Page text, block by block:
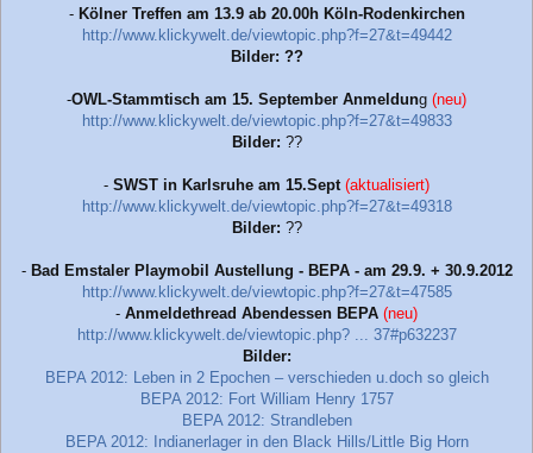
- Kölner Treffen am 13.9 ab 20.00h Köln-Rodenkirchen
http://www.klickywelt.de/viewtopic.php?f=27&t=49442
Bilder: ??
-OWL-Stammtisch am 15. September Anmeldung (neu)
http://www.klickywelt.de/viewtopic.php?f=27&t=49833
Bilder: ??
- SWST in Karlsruhe am 15.Sept (aktualisiert)
http://www.klickywelt.de/viewtopic.php?f=27&t=49318
Bilder: ??
- Bad Emstaler Playmobil Austellung - BEPA - am 29.9. + 30.9.2012
http://www.klickywelt.de/viewtopic.php?f=27&t=47585
- Anmeldethread Abendessen BEPA (neu)
http://www.klickywelt.de/viewtopic.php? ... 37#p632237
Bilder:
BEPA 2012: Leben in 2 Epochen – verschieden u.doch so gleich
BEPA 2012: Fort William Henry 1757
BEPA 2012: Strandleben
BEPA 2012: Indianerlager in den Black Hills/Little Big Horn